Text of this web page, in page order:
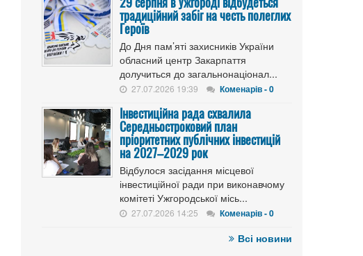
традиційний забіг на честь полеглих
Героїв
До Дня пам’яті захисників України
обласний центр Закарпаття
долучиться до загальнонаціонал...
27.07.2026 19:39 Коменарів - 0
Інвестиційна рада схвалила
Середньостроковий план
пріоритетних публічних інвестицій
на 2027–2029 рок
Відбулося засідання місцевої
інвестиційної ради при виконавчому
комітеті Ужгородської місь...
27.07.2026 14:25 Коменарів - 0
Всі новини